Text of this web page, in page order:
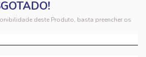
deste Produto, basta preencher os